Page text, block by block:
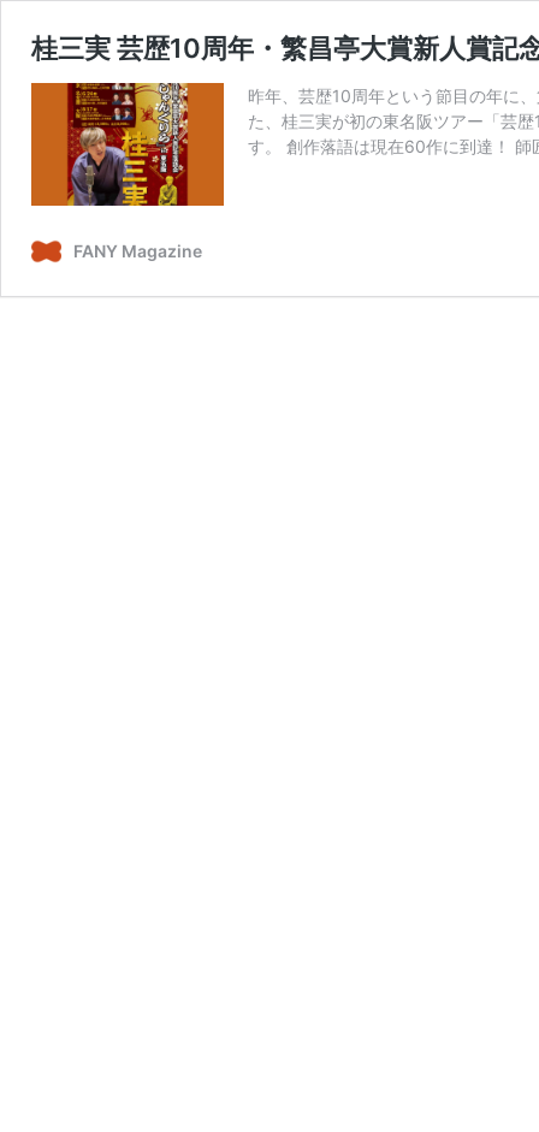
桂三実 芸歴10周年・繁昌亭大賞新人賞
昨年、芸歴10周年という節目の年に
た、桂三実が初の東名阪ツアー「芸
す。 創作落語は現在60作に到達！
FANY Magazine